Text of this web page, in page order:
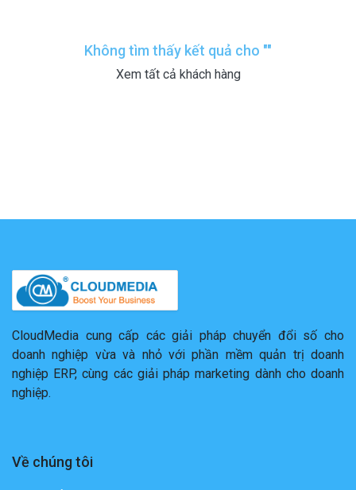
Không tìm thấy kết quả cho ""
Xem tất cả khách hàng
CloudMedia cung cấp các giải pháp chuyển đổi số cho
doanh nghiệp vừa và nhỏ với phần mềm quản trị doanh
nghiệp ERP, cùng các giải pháp marketing dành cho doanh
nghiệp.
Về chúng tôi